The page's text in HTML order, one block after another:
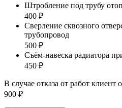
Штробление под трубу
400 ₽
Сверление сквозного
трубопровод
500 ₽
Съём-навеска радиатора
450 ₽
В случае отказа от работ
900 ₽